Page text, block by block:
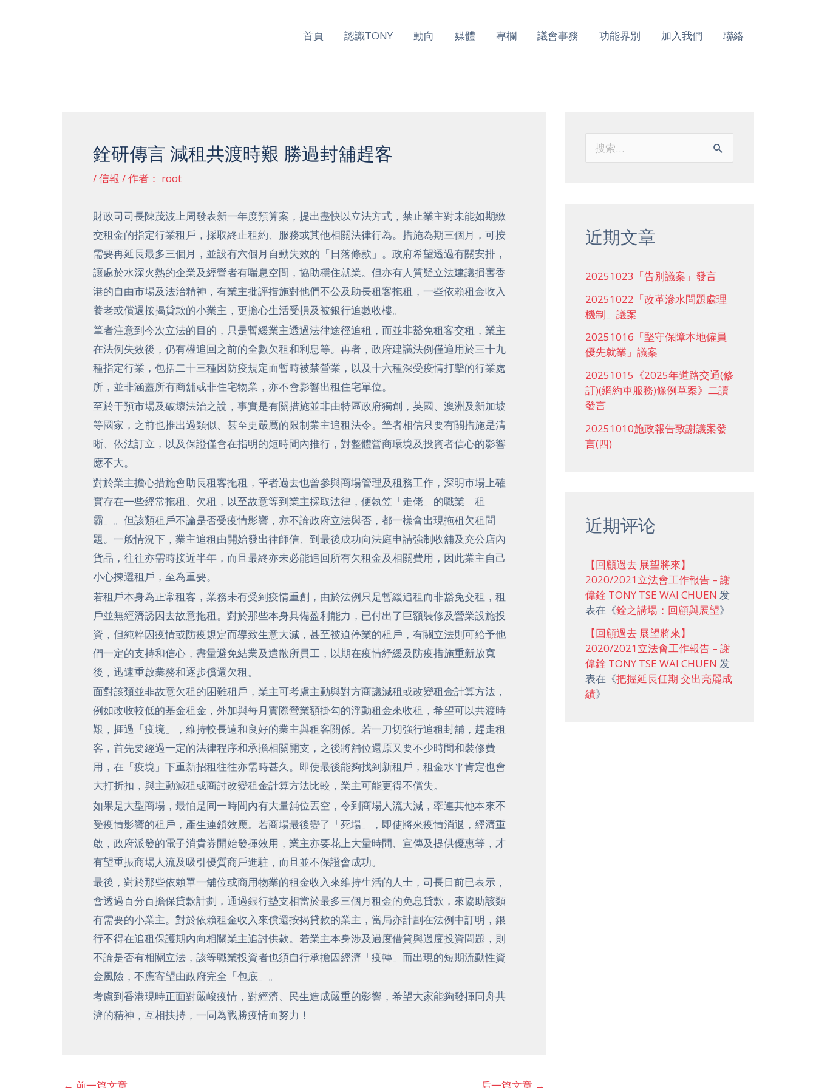
首頁 認識TONY 動向 媒體 專欄 議會事務 功能界別 加入我們 聯絡
銓研傳言 減租共渡時艱 勝過封舖趕客
/信報 / 作者： root
財政司司長陳茂波上周發表新一年度預算案，提出盡快以立法方式，禁止業主對未能如期繳
交租金的指定行業租戶，採取終止租約、服務或其他相關法律行為。措施為期三個月，可按
需要再延長最多三個月，並設有六個月自動失效的「日落條款」。政府希望透過有關安排，
讓處於水深火熱的企業及經營者有喘息空間，協助穩住就業。但亦有人質疑立法建議損害香
港的自由市場及法治精神，有業主批評措施對他們不公及助長租客拖租，一些依賴租金收入
養老或償還按揭貸款的小業主，更擔心生活受損及被銀行追數收樓。
筆者注意到今次立法的目的，只是暫緩業主透過法律途徑追租，而並非豁免租客交租，業主
在法例失效後，仍有權追回之前的全數欠租和利息等。再者，政府建議法例僅適用於三十九
種指定行業，包括二十三種因防疫規定而暫時被禁營業，以及十六種深受疫情打擊的行業處
所，並非涵蓋所有商舖或非住宅物業，亦不會影響出租住宅單位。
至於干預市場及破壞法治之說，事實是有關措施並非由特區政府獨創，英國、澳洲及新加坡
等國家，之前也推出過類似、甚至更嚴厲的限制業主追租法令。筆者相信只要有關措施是清
晰、依法訂立，以及保證僅會在指明的短時間內推行，對整體營商環境及投資者信心的影響
應不大。
對於業主擔心措施會助長租客拖租，筆者過去也曾參與商場管理及租務工作，深明市場上確
實存在一些經常拖租、欠租，以至故意等到業主採取法律，便執笠「走佬」的職業「租
霸」。但該類租戶不論是否受疫情影響，亦不論政府立法與否，都一樣會出現拖租欠租問
題。一般情況下，業主追租由開始發出律師信、到最後成功向法庭申請強制收舖及充公店內
貨品，往往亦需時接近半年，而且最終亦未必能追回所有欠租金及相關費用，因此業主自己
小心揀選租戶，至為重要。
若租戶本身為正常租客，業務未有受到疫情重創，由於法例只是暫緩追租而非豁免交租，租
戶並無經濟誘因去故意拖租。對於那些本身具備盈利能力，已付出了巨額裝修及營業設施投
資，但純粹因疫情或防疫規定而導致生意大減，甚至被迫停業的租戶，有關立法則可給予他
們一定的支持和信心，盡量避免結業及遣散所員工，以期在疫情紓緩及防疫措施重新放寬
後，迅速重啟業務和逐步償還欠租。
面對該類並非故意欠租的困難租戶，業主可考慮主動與對方商議減租或改變租金計算方法，
例如改收較低的基金租金，外加與每月實際營業額掛勾的浮動租金來收租，希望可以共渡時
艱，捱過「疫境」，維持較長遠和良好的業主與租客關係。若一刀切強行追租封舖，趕走租
客，首先要經過一定的法律程序和承擔相關開支，之後將舖位還原又要不少時間和裝修費
用，在「疫境」下重新招租往往亦需時甚久。即使最後能夠找到新租戶，租金水平肯定也會
大打折扣，與主動減租或商討改變租金計算方法比較，業主可能更得不償失。
如果是大型商場，最怕是同一時間內有大量舖位丟空，令到商場人流大減，牽連其他本來不
受疫情影響的租戶，產生連鎖效應。若商場最後變了「死場」，即使將來疫情消退，經濟重
啟，政府派發的電子消貴券開始發揮效用，業主亦要花上大量時間、宣傳及提供優惠等，才
有望重振商場人流及吸引優質商戶進駐，而且並不保證會成功。
最後，對於那些依賴單一舖位或商用物業的租金收入來維持生活的人士，司長日前已表示，
會透過百分百擔保貸款計劃，通過銀行墊支相當於最多三個月租金的免息貸款，來協助該類
有需要的小業主。對於依賴租金收入來償還按揭貸款的業主，當局亦計劃在法例中訂明，銀
行不得在追租保護期內向相關業主追討供款。若業主本身涉及過度借貸與過度投資問題，則
不論是否有相關立法，該等職業投資者也須自行承擔因經濟「疫轉」而出現的短期流動性資
金風險，不應寄望由政府完全「包底」。
考慮到香港現時正面對嚴峻疫情，對經濟、民生造成嚴重的影響，希望大家能夠發揮同舟共
濟的精神，互相扶持，一同為戰勝疫情而努力！
← 前一篇文章 后一篇文章 →
近期文章
20251023「告別議案」發言
20251022「改革滲水問題處理
機制」議案
20251016「堅守保障本地僱員
優先就業」議案
20251015《2025年道路交通(修
訂)(網約車服務)條例草案》二讀
發言
20251010施政報告致謝議案發
言(四)
近期评论
【回顧過去 展望將來】
2020/2021立法會工作報告 – 謝
偉銓 TONY TSE WAI CHUEN 发
表在《銓之講場：回顧與展望》
【回顧過去 展望將來】
2020/2021立法會工作報告 – 謝
偉銓 TONY TSE WAI CHUEN 发
表在《把握延長任期 交出亮麗成
績》